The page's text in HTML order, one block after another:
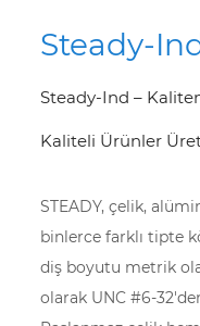
Steady-
Steady-Ind –
Kaliteli Ürünler
STEADY, çelik,
binlerce farklı tipte
diş boyutu metrik
olarak UNC #6-